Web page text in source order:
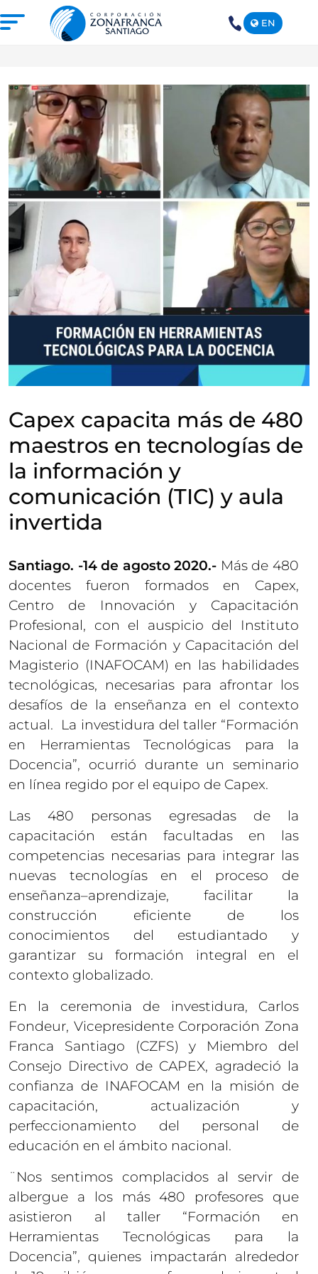
EN
NOSOTROS
NUESTRA ZONA FRANCA
REPÚBLICA DOMINICANA
PRENSA
SOSTENIBILIDAD
CONTACTO
SANTIAGO MECA EMPRESARIAL Y
EPICENTRO DE INVERSIÓN
Capex capacita más de 480
maestros en tecnologías de
la información y
comunicación (TIC) y aula
invertida
Santiago. -14 de agosto 2020.- Más de 480
docentes fueron formados en Capex,
Centro de Innovación y Capacitación
Profesional, con el auspicio del Instituto
Nacional de Formación y Capacitación del
Magisterio (INAFOCAM) en las habilidades
tecnológicas, necesarias para afrontar los
desafíos de la enseñanza en el contexto
actual. La investidura del taller “Formación
en Herramientas Tecnológicas para la
Docencia”, ocurrió durante un seminario
en línea regido por el equipo de Capex.
Las 480 personas egresadas de la
capacitación están facultadas en las
competencias necesarias para integrar las
nuevas tecnologías en el proceso de
enseñanza–aprendizaje, facilitar la
construcción eficiente de los
conocimientos del estudiantado y
garantizar su formación integral en el
contexto globalizado.
En la ceremonia de investidura, Carlos
Fondeur, Vicepresidente Corporación Zona
Franca Santiago (CZFS) y Miembro del
Consejo Directivo de CAPEX, agradeció la
confianza de INAFOCAM en la misión de
capacitación, actualización y
perfeccionamiento del personal de
educación en el ámbito nacional.
¨Nos sentimos complacidos al servir de
albergue a los más 480 profesores que
asistieron al taller “Formación en
Herramientas Tecnológicas para la
Docencia”, quienes impactarán alrededor